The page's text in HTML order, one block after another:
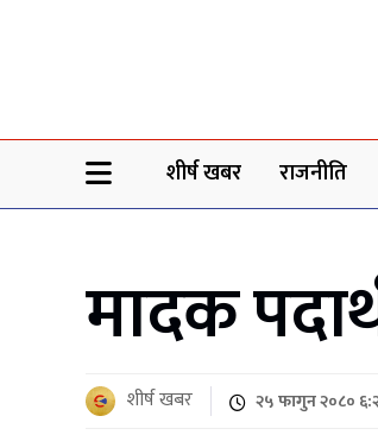
शीर्ष खबर राजनीति
मादक
शीर्ष खबर २५ फागुन २०८०